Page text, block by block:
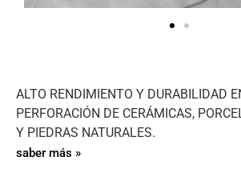
ALTO RENDIMIENTO Y DURABILIDAD
PERFORACIÓN DE CERÁMICAS,
Y PIEDRAS NATURALES.
saber más »